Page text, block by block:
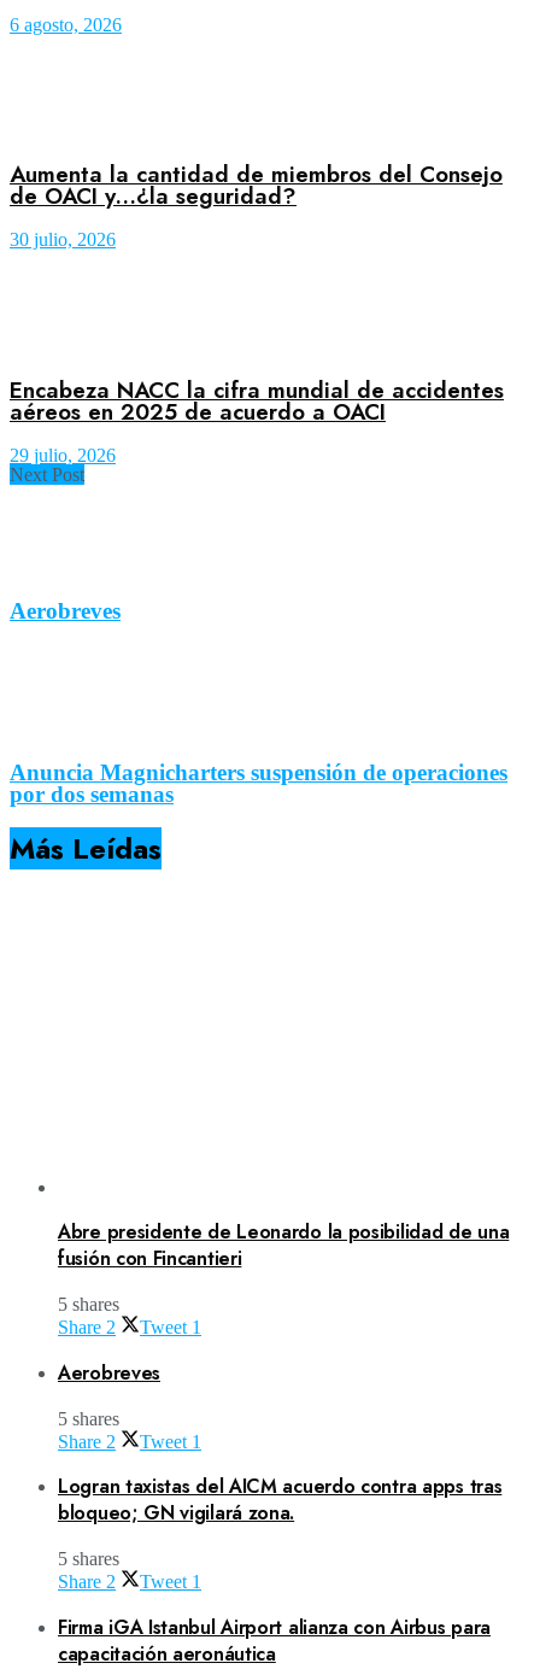
6 agosto, 2026
Aumenta la cantidad de miembros del Consejo
de OACI y…¿la seguridad?
30 julio, 2026
Encabeza NACC la cifra mundial de accidentes
aéreos en 2025 de acuerdo a OACI
29 julio, 2026
Next Post
Aerobreves
Anuncia Magnicharters suspensión de operaciones
por dos semanas
Más Leídas
Abre presidente de Leonardo la posibilidad de una
fusión con Fincantieri
5 shares
Share 2 Tweet 1
Aerobreves
5 shares
Share 2 Tweet 1
Logran taxistas del AICM acuerdo contra apps tras
bloqueo; GN vigilará zona.
5 shares
Share 2 Tweet 1
Firma iGA Istanbul Airport alianza con Airbus para
capacitación aeronáutica